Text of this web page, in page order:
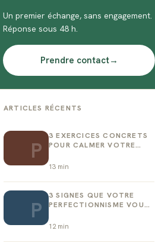
Un premier échange, sans engagement.
Réponse sous 48 h.
Prendre contact→
ARTICLES RÉCENTS
P
3 EXERCICES CONCRETS
POUR CALMER VOTRE
13 min
P
3 SIGNES QUE VOTRE
PERFECTIONNISME VOUS
12min